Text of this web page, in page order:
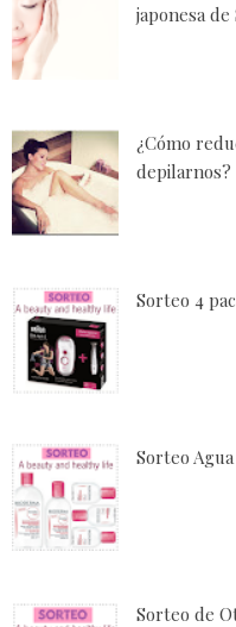
japonesa de
¿Cómo
depilarnos?
Sorteo 4
Sorteo
Sorteo de